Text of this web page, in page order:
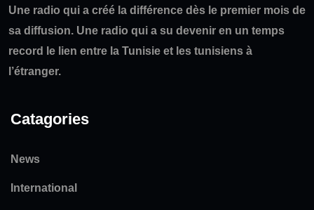
Une radio qui a créé la différence dès le premier mois de
sa diffusion. Une radio qui a su devenir en un temps
record le lien entre la Tunisie et les tunisiens à
l’étranger.
Catagories
News
International